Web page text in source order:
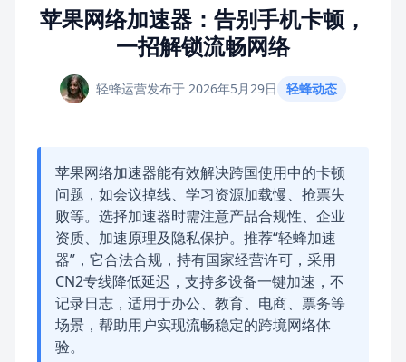
苹果网络加速器：告别手机卡顿，
一招解锁流畅网络
轻蜂运营发布于 2026年5月29日 轻蜂动态
苹果网络加速器能有效解决跨国使用中的卡顿
问题，如会议掉线、学习资源加载慢、抢票失
败等。选择加速器时需注意产品合规性、企业
资质、加速原理及隐私保护。推荐“轻蜂加速
器”，它合法合规，持有国家经营许可，采用
CN2专线降低延迟，支持多设备一键加速，不
记录日志，适用于办公、教育、电商、票务等
场景，帮助用户实现流畅稳定的跨境网络体
验。